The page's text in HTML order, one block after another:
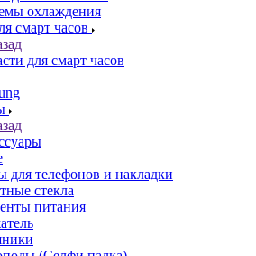
для телефонов и накладки
стекла
питания
(Селфи палка)
бытовой техники
для бытовой техники
для блендеров и миксеров